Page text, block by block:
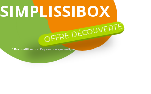
OFFRE DÉCOUVERTE
SIMPLISSIBOX